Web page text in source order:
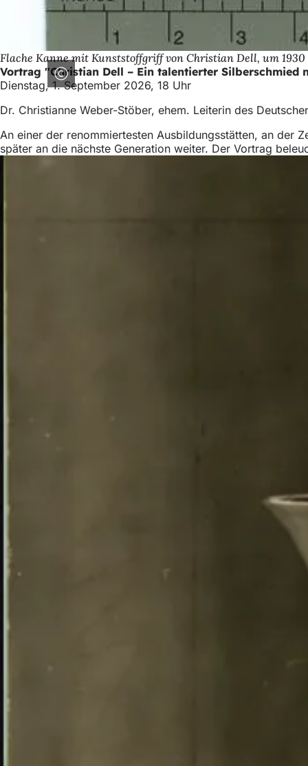
Flache Kanne mit Kunststoffgriff von Christian Dell, um 1930
Vortrag "Christian Dell – Ein talentierter Silberschmied
Dienstag, 1. September 2026, 18 Uhr
Dr. Christianne Weber-Stöber, ehem. Leiterin des
An einer der renommiertesten Ausbildungsstätten, an der
später an die nächste Generation weiter. Der Vortrag